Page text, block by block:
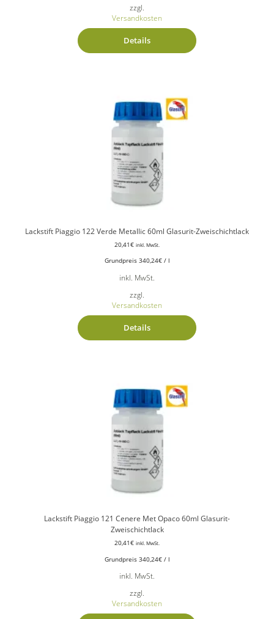
zzgl.
Versandkosten
Details
Lackstift Piaggio 122 Verde Metallic 60ml Glasurit-Zweischichtlack
20,41€ inkl. MwSt.
Grundpreis 340,24€/ l
inkl. MwSt.
zzgl.
Versandkosten
Details
Lackstift Piaggio 121 Cenere Met Opaco 60ml Glasurit-
Zweischichtlack
20,41€ inkl. MwSt.
Grundpreis 340,24€/ l
inkl. MwSt.
zzgl.
Versandkosten